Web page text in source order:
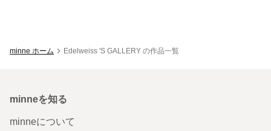
minne ホーム Edelweiss 'S GALLERY の作品一覧
minneを知る
minneについて